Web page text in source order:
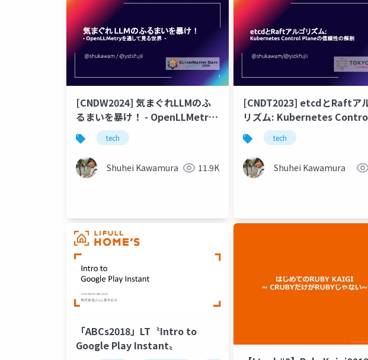
[CNDW2024] 気まぐれLLMのふ
るまいを暴け！ - OpenLLMetry
を通して見る世界 -
tech
Shuhei Kawamura 11.9K
[CNDT2023] etcdとRaftア
リズム: Kubernetes
Planeの信頼性の解剖
tech
Shuhei Kawamura
「ABCs2018」LT〝Intro to
Google Play Instant〟